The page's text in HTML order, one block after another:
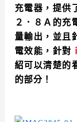
充電器，提供
２．８Ａ的充
量輸出，並且
電效能，針對
紹可以清楚的
的部分！